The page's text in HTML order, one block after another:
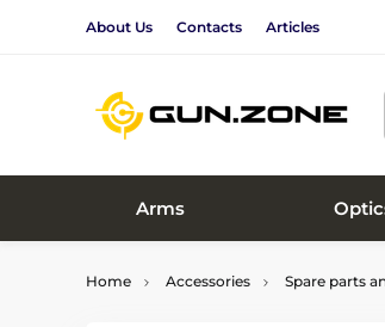
About Us Contacts Articles
Arms
Home Accessories Spare parts